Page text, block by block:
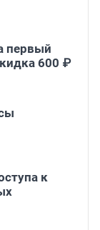
первый
600 ₽
к